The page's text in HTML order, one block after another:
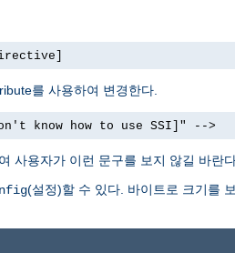
를 사용하여 변경한다.
know how to use SSI]" -->
사용자가 이런 문구를 보지 않길 바란
(설정)할 수 있다. 바이트로 크기를